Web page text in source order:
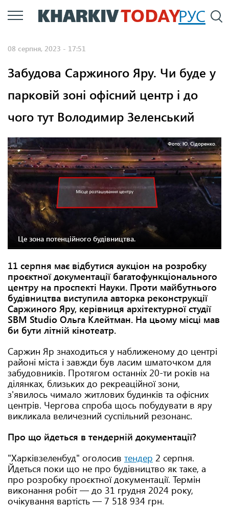
Перейти
до
РУС
08 серпня, 2023 - 17:51
Забудова Саржиного Яру. Чи буде у
парковій зоні офісний центр і до
чого тут Володимир Зеленський
Фото: Ю. Сідоренко.
Це зона потенційного будівництва.
11 серпня має відбутися аукціон на розробку
проєктної документації багатофункціонального
центру на проспекті Науки. Проти майбутнього
будівництва виступила авторка реконструкції
Саржиного Яру, керівниця архітектурної студії
SBM Studio Ольга Клейтман. На цьому місці мав
би бути літній кінотеатр.
Саржин Яр знаходиться у наближеному до центрі
районі міста і завжди був ласим шматочком для
забудовників. Протягом останніх 20-ти років на
ділянках, близьких до рекреаційної зони,
з'явилось чимало житлових будинків та офісних
центрів. Чергова спроба щось побудувати в яру
викликала величезний суспільний резонанс.
Про що йдеться в тендерній документації?
"Харківзеленбуд" оголосив тендер 2 серпня.
Йдеться поки що не про будівництво як таке, а
про розробку проєктної документації. Термін
виконання робіт — до 31 грудня 2024 року,
очікування вартість — 7 518 934 грн.